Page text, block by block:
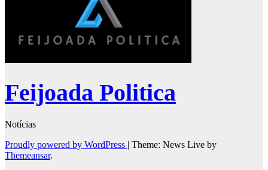
Feijoada Politica
Notícias
Proudly powered by WordPress | Theme: News Live by
Themeansar.